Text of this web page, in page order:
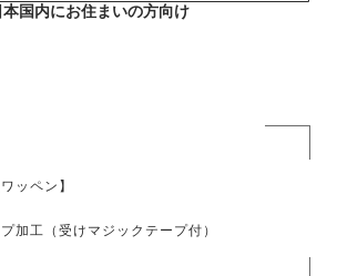
本国内にお住まいの方向け
ッペン】
加工（受けマジックテープ付）